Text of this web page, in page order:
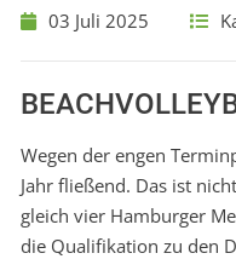
03 Juli 2025
Wegen der engen
Jahr fließend. Das ist
gleich vier Hamburger
die Qualifikation zu den